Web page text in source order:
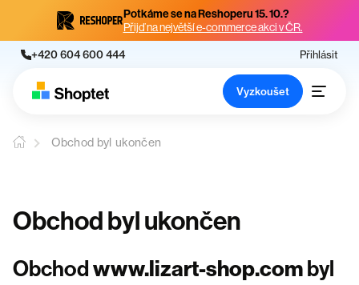
Potkáme se na Reshoperu 15. 10.?
Přijď na největší e-commerce akci v ČR.
+420 604 600 444 Přihlásit
Vyzkoušet
Obchod byl ukončen
Obchod byl ukončen
Obchodwww.lizart-shop.combyl